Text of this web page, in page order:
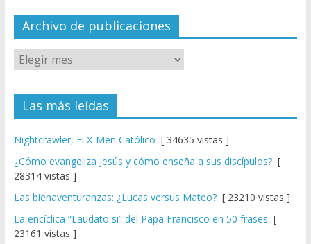
el
Archivo de publicaciones
Las más leídas
Nightcrawler, El X-Men Católico [ 34635 vistas ]
¿Cómo evangeliza Jesús y cómo enseña a sus discípulos?[
28314 vistas ]
Las bienaventuranzas: ¿Lucas versus Mateo?[ 23210 vistas ]
La encíclica “Laudato si” del Papa Francisco en 50 frases [
23161 vistas ]